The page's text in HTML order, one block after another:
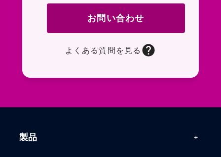
お問い合わせ
よくある質問を見る
製品